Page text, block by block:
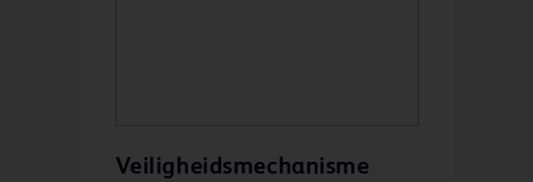
Veiligheidsmechanisme